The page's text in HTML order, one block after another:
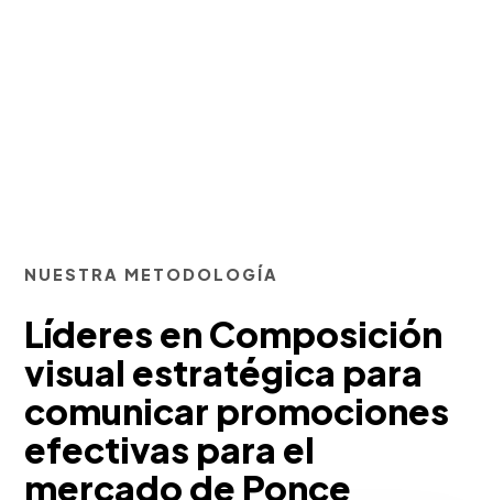
NUESTRA METODOLOGÍA
Líderes en Composición
visual estratégica para
comunicar promociones
efectivas para el
mercado de Ponce